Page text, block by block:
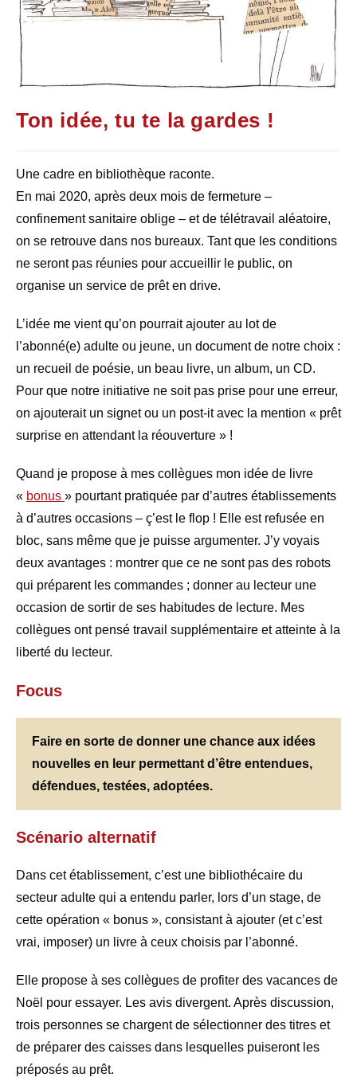
Ton idée, tu te la gardes !
Une cadre en bibliothèque raconte.
En mai 2020, après deux mois de fermeture –
confinement sanitaire oblige – et de télétravail aléatoire,
on se retrouve dans nos bureaux. Tant que les conditions
ne seront pas réunies pour accueillir le public, on
organise un service de prêt en drive.
L’idée me vient qu’on pourrait ajouter au lot de
l’abonné(e) adulte ou jeune, un document de notre choix :
un recueil de poésie, un beau livre, un album, un CD.
Pour que notre initiative ne soit pas prise pour une erreur,
on ajouterait un signet ou un post-it avec la mention « prêt
surprise en attendant la réouverture » !
Quand je propose à mes collègues mon idée de livre
« bonus » pourtant pratiquée par d’autres établissements
à d’autres occasions – ç’est le flop ! Elle est refusée en
bloc, sans même que je puisse argumenter. J’y voyais
deux avantages : montrer que ce ne sont pas des robots
qui préparent les commandes ; donner au lecteur une
occasion de sortir de ses habitudes de lecture. Mes
collègues ont pensé travail supplémentaire et atteinte à la
liberté du lecteur.
Focus
Faire en sorte de donner une chance aux idées
nouvelles en leur permettant d’être entendues,
défendues, testées, adoptées.
Scénario alternatif
Dans cet établissement, c’est une bibliothécaire du
secteur adulte qui a entendu parler, lors d’un stage, de
cette opération « bonus », consistant à ajouter (et c’est
vrai, imposer) un livre à ceux choisis par l’abonné.
Elle propose à ses collègues de profiter des vacances de
Noël pour essayer. Les avis divergent. Après discussion,
trois personnes se chargent de sélectionner des titres et
de préparer des caisses dans lesquelles puiseront les
préposés au prêt.